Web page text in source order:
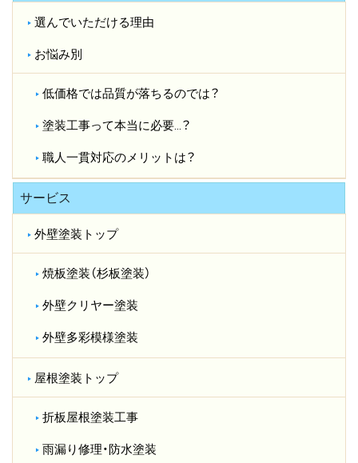
選んでいただける理由
お悩み別
低価格では品質が落ちるのでは？​
塗装工事って本当に必要…？​
職人一貫対応のメリットは？​
サービス
外壁塗装トップ
焼板塗装（杉板塗装）
外壁クリヤー塗装
外壁多彩模様塗装
屋根塗装トップ
折板屋根塗装工事
雨漏り修理・防水塗装